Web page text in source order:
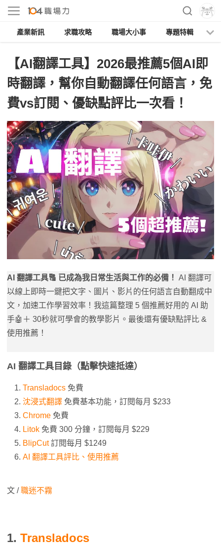
產業新訊 求職攻略 職場大小事 專題特輯
【AI翻譯工具】2026最推薦5個AI即
時翻譯，幫你自動翻譯任何語言，免
費vs訂閱、優缺點評比一次看！
AI 翻譯工具🔠 已成為我日常生活與工作的必備！ AI 翻譯可
以線上即時一鍵把文字、圖片、影片的任何語言自動翻成中
文，加速工作學習效率！我這篇整理 5 個推薦好用的 AI 助
手🤖＋ 30秒就可學會的教學影片。最後還有優缺點評比 &
使用推薦！
AI 翻譯工具目錄（點擊快速抵達）
Transladocs 免費
沈浸式翻譯 免費基本功能，訂閱每月 $233
Chrome 免費
Litok 免費 300 分鐘，訂閱每月 $229
BlipCut訂閱每月 $1249
AI 翻譯工具評比、使用推薦
文 /職迷不霧
1. Transladocs